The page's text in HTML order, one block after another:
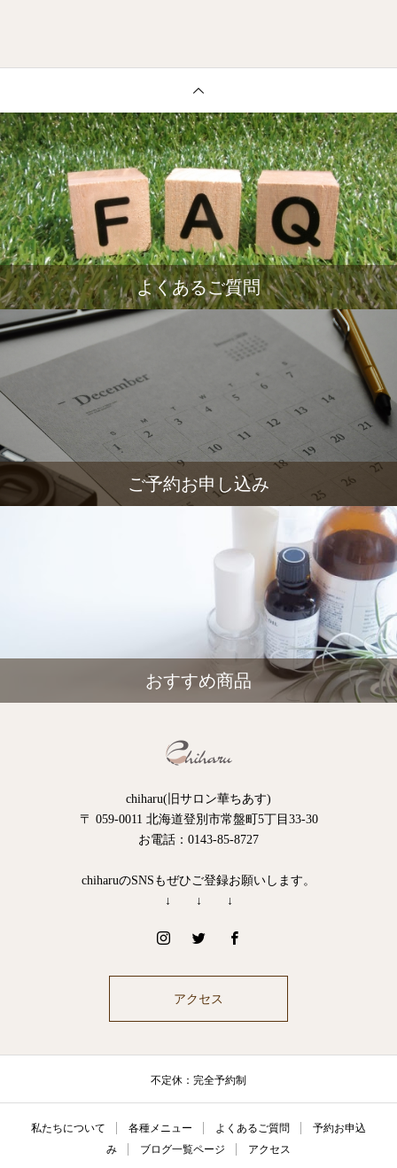
よくあるご質問
ご予約お申し込み
おすすめ商品
chiharu(旧サロン華ちあす)
〒 059-0011 北海道登別市常盤町5丁目33-30
お電話：0143-85-8727
chiharuのSNSもぜひご登録お願いします。
↓ ↓ ↓
アクセス
不定休：完全予約制
私たちについて 各種メニュー よくあるご質問
予約お申込
み
ブログ一覧ページ アクセス